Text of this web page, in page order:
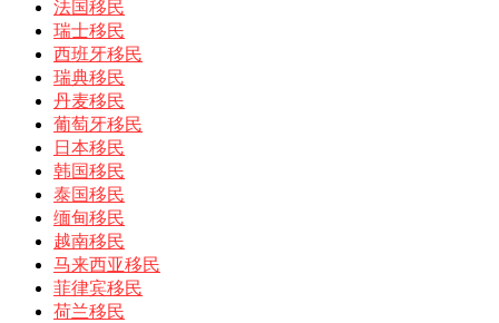
法国移民
瑞士移民
西班牙移民
瑞典移民
丹麦移民
葡萄牙移民
日本移民
韩国移民
泰国移民
缅甸移民
越南移民
马来西亚移民
菲律宾移民
荷兰移民